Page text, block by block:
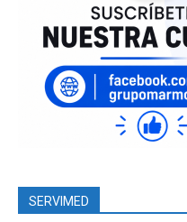
SERVIMED